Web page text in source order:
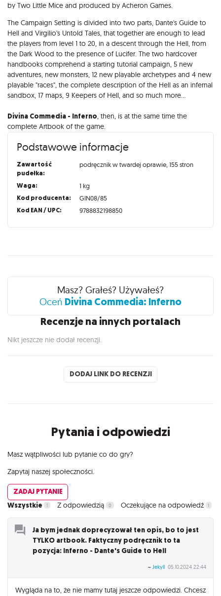
by Two Little Mice and produced by Acheron Games.
The Campaign Setting is divided into two parts, Dante's Guide to
Hell and Virgilio's Untold Tales, that together are enough to lead
the players from level 1 to 20, in a descent through the Hell, from
the Dark Wood to the presence of Lucifer. The two hardcover
handbooks comprehend a starting tutorial campaign, 5 new
adventures, new monsters, 12 new playable archetypes and 4 new
playable "races", the complete description of the Hell as an infernal
sandbox, 17 maps, 9 Keepers of Hell, and so much more...
Divina Commedia - Inferno, then, is at the same time the
complete Artbook of the game.
Podstawowe informacje
Zawartość
pudełka:
podręcznik w twardej oprawie, 155 stron
Waga: 1 kg
Kod producenta: GIN08/85
Kod EAN / UPC: 9788832198850
Recenzje
Masz? Grałeś? Używałeś?
Oceń Divina Commedia: Inferno
Recenzje na innych portalach
Nikt jeszcze nie dodał recenzji.
DODAJ LINK DO RECENZJI
Pytania i odpowiedzi
Wszystkie 1 Z odpowiedzią 0 Oczekujące na odpowiedź 1
Ja bym jednak doprecyzował ten opis, bo to jest
TYLKO artbook. Faktyczny podręcznik to ta
pozycja: Inferno - Dante's Guide to Hell
~ Jekyll 05.10.2024 22:44
Wygląda na to, że nie mamy tutaj jeszcze odpowiedzi. Chcesz
Masz wątpliwości lub pytanie co do gry?
Zapytaj naszej społeczności.
ZADAJ PYTANIE